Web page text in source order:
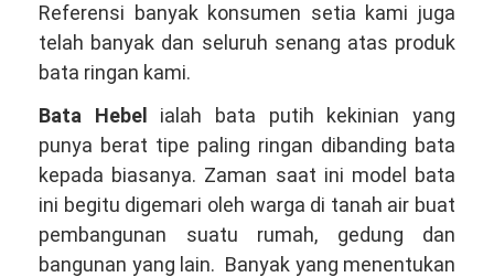
Referensi banyak konsumen setia kami juga
telah banyak dan seluruh senang atas produk
bata ringan kami.
Bata Hebel ialah bata putih kekinian yang
punya berat tipe paling ringan dibanding bata
kepada biasanya. Zaman saat ini model bata
ini begitu digemari oleh warga di tanah air buat
pembangunan suatu rumah, gedung dan
bangunan yang lain. Banyak yang menentukan